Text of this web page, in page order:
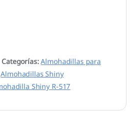
Categorías:Almohadillas para
Almohadillas Shiny
Shiny R-517